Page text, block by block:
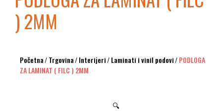
) 2MM
Početna/Trgovina/Interijeri/Laminati i vinil podovi/PODLOGA
ZA LAMINAT ( FILC ) 2MM
🔍